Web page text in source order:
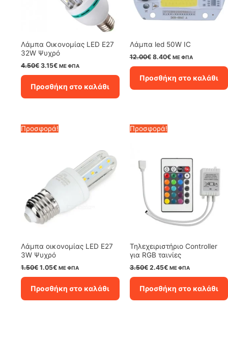
Λάμπα Οικονομίας LED E27
32W Ψυχρό
4.50€ Original
4.50€.
3.15€Η
είναι:
3.15€.
ΜΕ ΦΠΑ
Προσθήκη στο καλάθι
Λάμπα led 50W IC
12.00€ Original
12.00€.
8.40€Η
είναι:
8.40€.
ΜΕ ΦΠΑ
Προσθήκη στο καλάθι
Προσφορά!
Λάμπα oικονομίας LED E27
3W Ψυχρό
1.50€ Original
price
1.50€.
1.05€Η
τρέχουσα
είναι:
1.05€.
ΜΕ ΦΠΑ
Προσθήκη στο καλάθι
Προσφορά!
Τηλεχειριστήριο Controller
για RGB ταινίες
3.50€ Original
price
3.50€.
2.45€Η
τρέχουσα
είναι:
2.45€.
ΜΕ ΦΠΑ
Προσθήκη στο καλάθι